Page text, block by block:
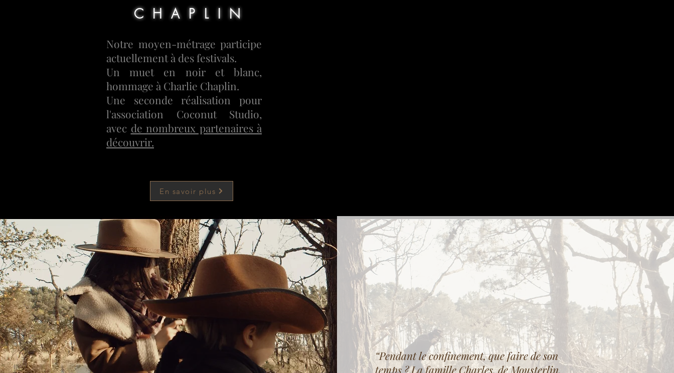
CHAPLIN
Notre moyen-métrage participe
actuellement à des festivals.
Un muet en noir et blanc,
hommage à Charlie Chaplin.
Une seconde réalisation pour
l'association Coconut Studio,
avec de nombreux partenaires à
découvrir.
En savoir plus
WEST
HUNTING
“Pendant le confinement, que faire de son
temps ? La famille Charles, de Mousterlin,